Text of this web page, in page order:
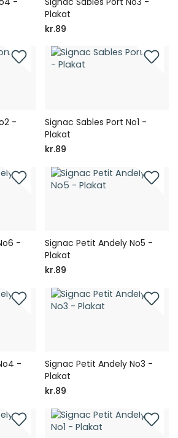
Plakat
kr.89
-
Signac Sables Port No1 -
Plakat
kr.89
-
Signac Petit Andely No5 -
Plakat
kr.89
-
Signac Petit Andely No3 -
Plakat
kr.89